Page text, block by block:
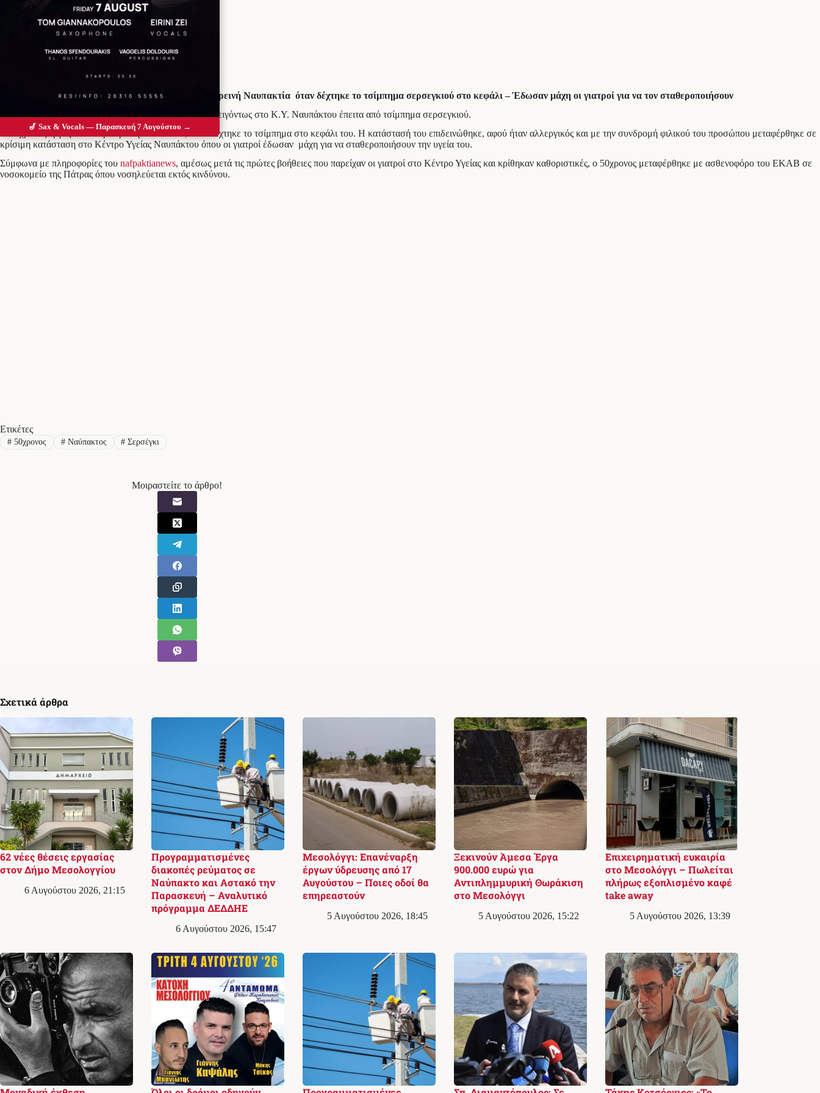
Προσθέστε το Messolonghi Voice ως
Ο 50χρονος, που είναι αλλεργικός, εργαζόταν στην Ορεινή Ναυπακτία όταν δέχτηκε το τσίμπημα σερσεγκιού στο κεφάλι – Έδωσαν μάχη οι γιατροί για να τον σταθεροποιήσουν
Ένας άνδρας, ηλικίας περίπου 50 ετών, μεταφέρθηκε επειγόντως στο Κ.Υ. Ναυπάκτου έπειτα από τσίμπημα σερσεγκιού.
Ο 50χρονος εργαζόταν στην Ορεινή Ναυπακτία, όταν δέχτηκε το τσίμπημα στο κεφάλι του. Η κατάστασή του επιδεινώθηκε, αφού ήταν αλλεργικός και με την συνδρομή φιλικού του προσώπου μεταφέρθηκε σε
κρίσιμη κατάσταση στο Κέντρο Υγείας Ναυπάκτου όπου οι γιατροί έδωσαν μάχη για να σταθεροποιήσουν την υγεία του.
Σύμφωνα με πληροφορίες του nafpaktianews, αμέσως μετά τις πρώτες βοήθειες που παρείχαν οι γιατροί στο Κέντρο Υγείας και κρίθηκαν καθοριστικές, ο 50χρονος μεταφέρθηκε με ασθενοφόρο του ΕΚΑΒ σε
νοσοκομείο της Πάτρας όπου νοσηλεύεται εκτός κινδύνου.
Ετικέτες
#50χρονος #Ναύπακτος # Σερσέγκι
Μοιραστείτε το άρθρο!
Σχετικά άρθρα
62 νέες θέσεις εργασίας
στον Δήμο Μεσολογγίου
6 Αυγούστου 2026, 21:15
Προγραμματισμένες
διακοπές ρεύματος σε
Ναύπακτο και Αστακό την
Παρασκευή – Αναλυτικό
πρόγραμμα ΔΕΔΔΗΕ
6 Αυγούστου 2026, 15:47
Μεσολόγγι: Επανέναρξη
έργων ύδρευσης από 17
Αυγούστου – Ποιες οδοί θα
επηρεαστούν
5 Αυγούστου 2026, 18:45
Ξεκινούν Άμεσα Έργα
900.000 ευρώ για
Αντιπλημμυρική Θωράκιση
στο Μεσολόγγι
5 Αυγούστου 2026, 15:22
Επιχειρηματική ευκαιρία
στο Μεσολόγγι – Πωλείται
πλήρως εξοπλισμένο καφέ
take away
5 Αυγούστου 2026, 13:39
🎷 Sax & Vocals — Παρασκευή 7 Αυγούστου →